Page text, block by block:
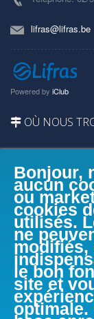
Bonjour,
aucun
ou
cookies
utilisés.
ne
le bon
site et
optimale.
lifras@lifras.be
Powered by iClub
OÙ NOUS